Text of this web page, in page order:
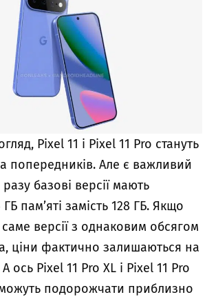
Pixel 11 і Pixel 11 Pro стануть
попередників. Але є важливий
базові версії мають
пам’яті замість 128 ГБ. Якщо
версії з однаковим обсягом
ціни фактично залишаються на
ось Pixel 11 Pro XL і Pixel 11 Pro
подорожчати приблизно